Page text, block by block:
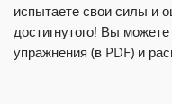
испытаете свои силы и
достигнутого! Вы
упражнения (в PDF) и